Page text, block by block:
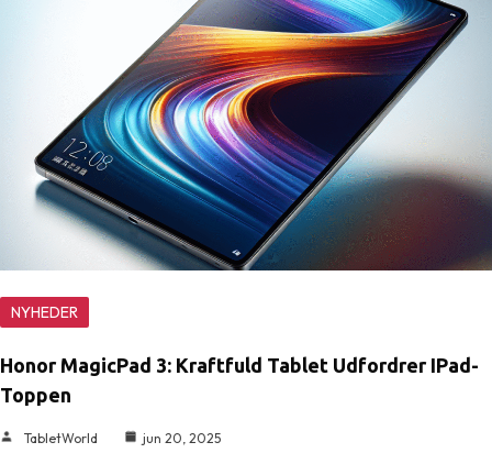
NYHEDER
Honor MagicPad 3: Kraftfuld Tablet Udfordrer IPad-
Toppen
TabletWorld jun 20, 2025